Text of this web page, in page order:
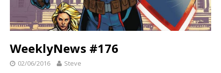
WeeklyNews #176
02/06/2016 Steve